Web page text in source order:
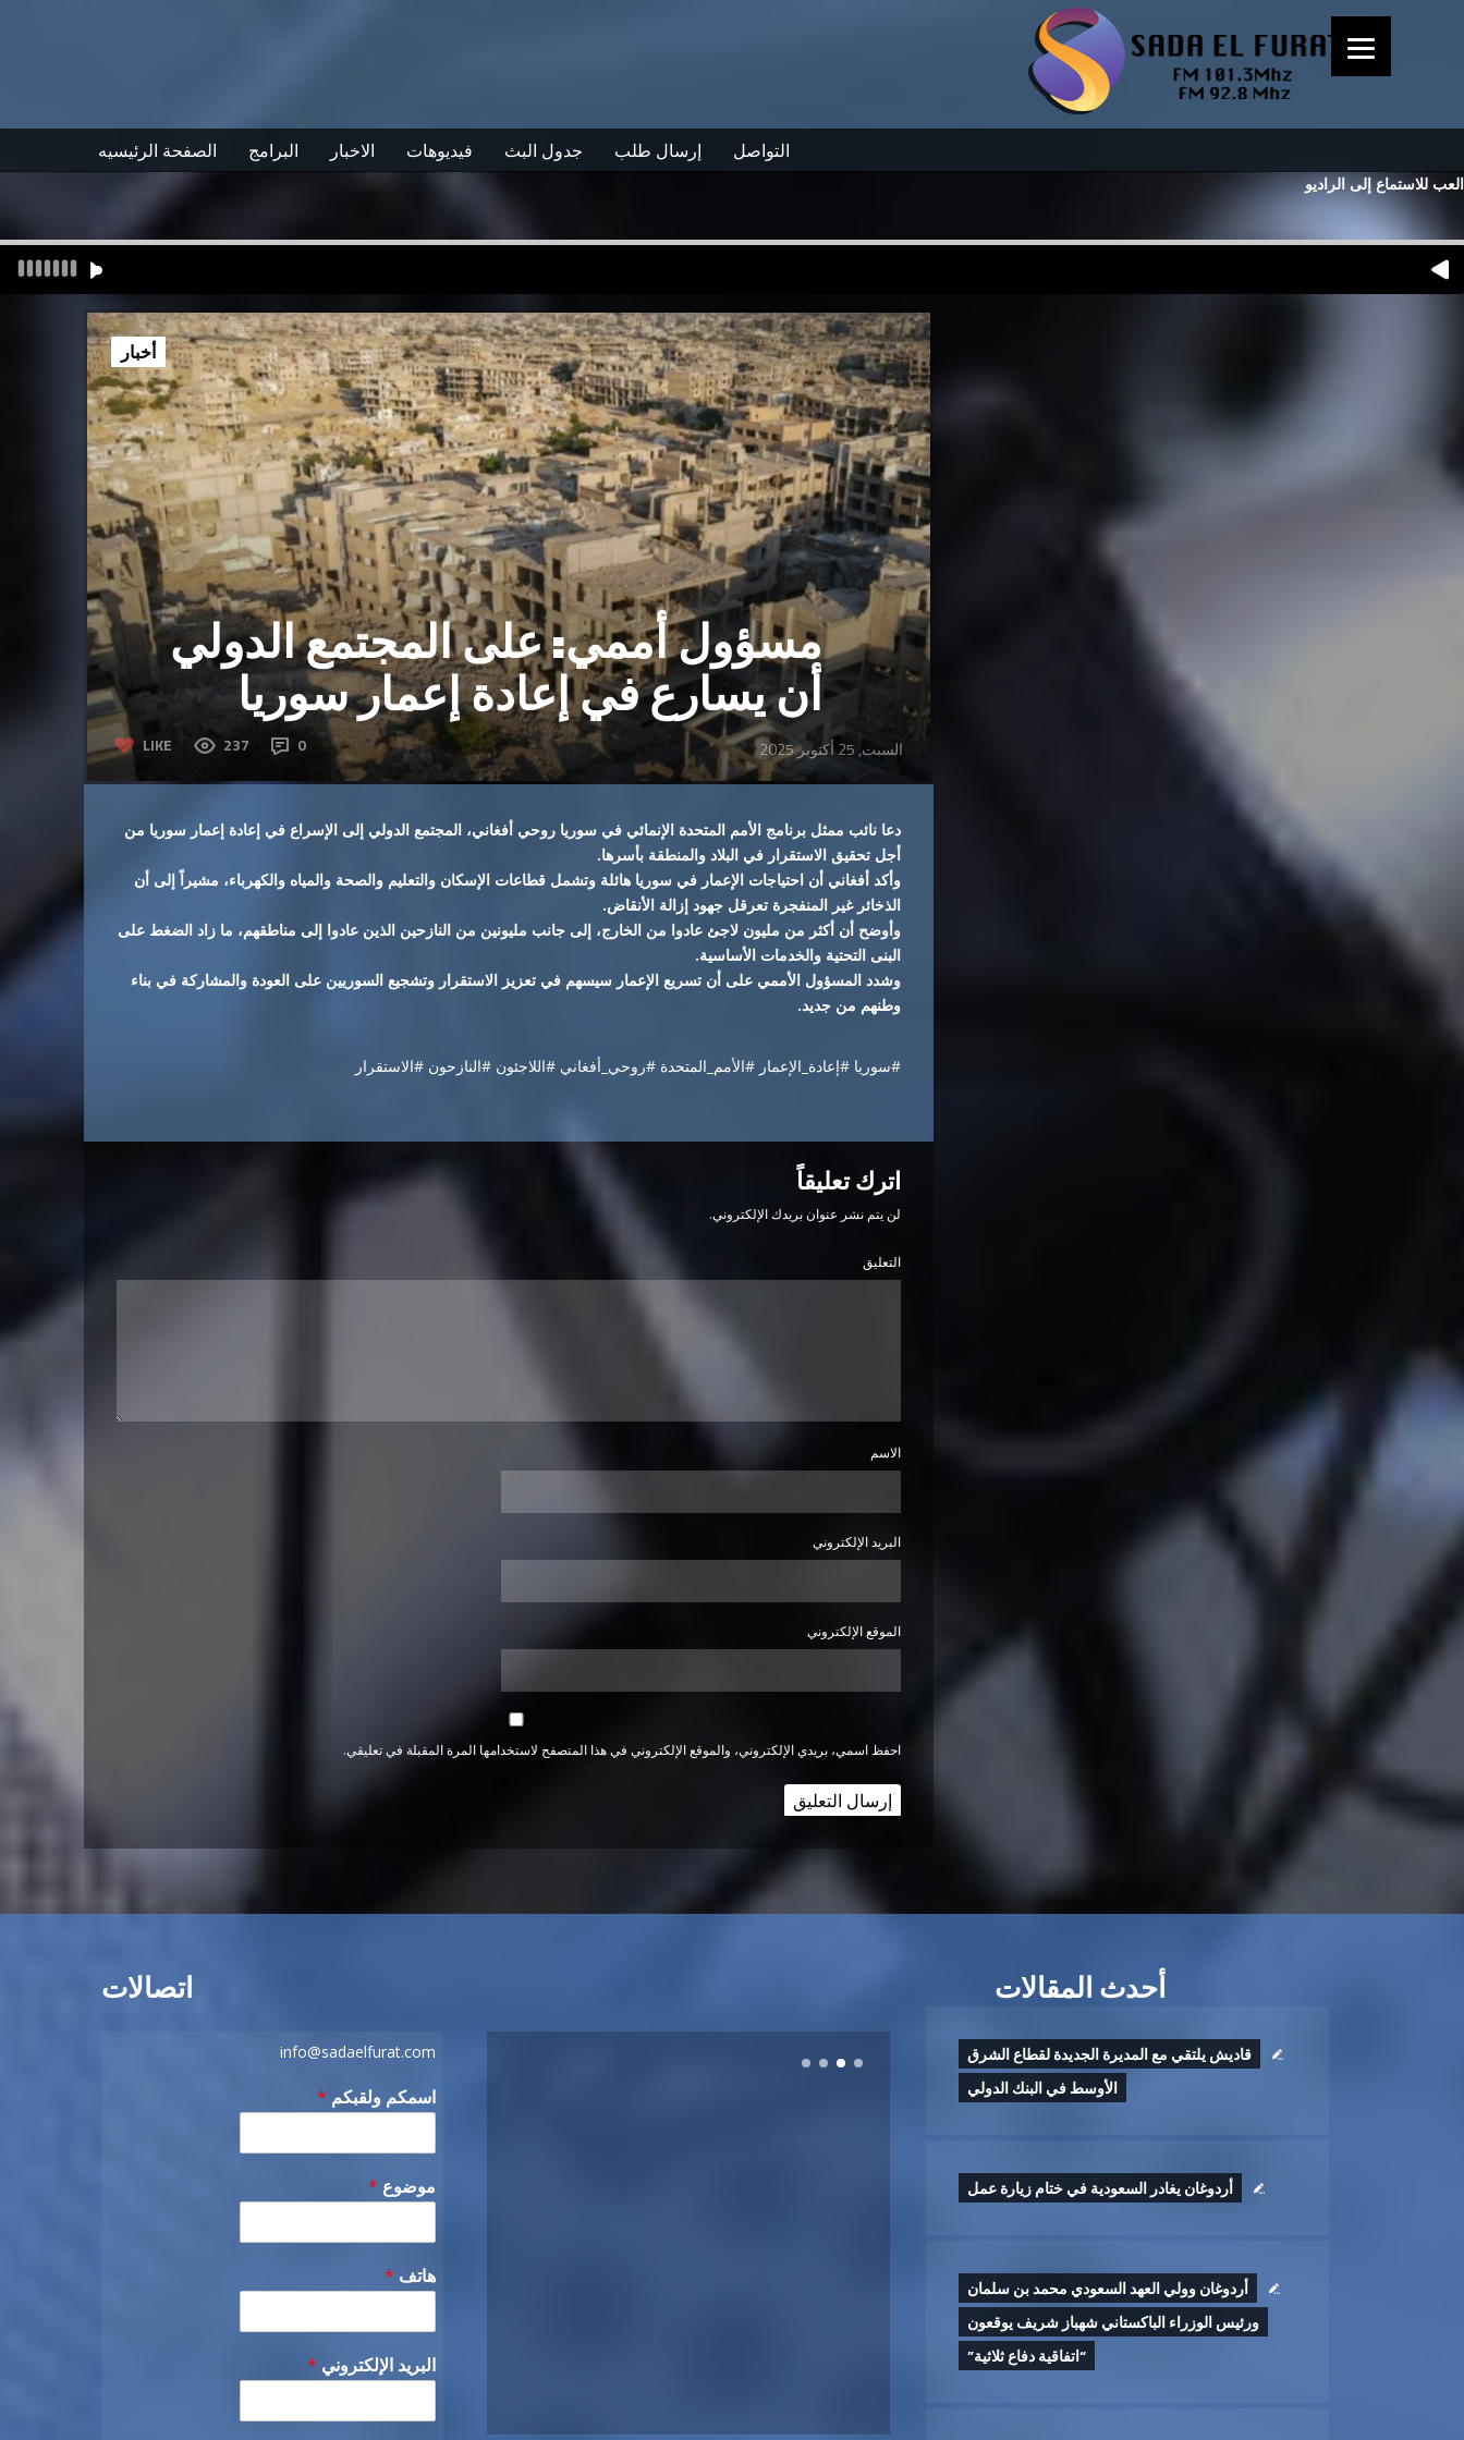
الصفحة الرئيسيه البرامج الاخبار فيديوهات جدول البث إرسال طلب التواصل
العب للاستماع إلى الراديو
مسؤول أممي: على المجتمع الدولي
أن يسارع في إعادة إعمار سوريا
LIKE 237 0 السبت, 25 أكتوبر 2025
أخبار
دعا نائب ممثل برنامج الأمم المتحدة الإنمائي في سوريا روحي أفغاني، المجتمع الدولي إلى الإسراع في إعادة إعمار سوريا من
أجل تحقيق الاستقرار في البلاد والمنطقة بأسرها.
وأكد أفغاني أن احتياجات الإعمار في سوريا هائلة وتشمل قطاعات الإسكان والتعليم والصحة والمياه والكهرباء، مشيراً إلى أن
الذخائر غير المنفجرة تعرقل جهود إزالة الأنقاض.
وأوضح أن أكثر من مليون لاجئ عادوا من الخارج، إلى جانب مليونين من النازحين الذين عادوا إلى مناطقهم، ما زاد الضغط على
البنى التحتية والخدمات الأساسية.
وشدد المسؤول الأممي على أن تسريع الإعمار سيسهم في تعزيز الاستقرار وتشجيع السوريين على العودة والمشاركة في بناء
وطنهم من جديد.
#سوريا #إعادة_الإعمار #الأمم_المتحدة #روحي_أفغاني #اللاجئون #النازحون #الاستقرار
اترك تعليقاً
لن يتم نشر عنوان بريدك الإلكتروني.
التعليق
الاسم
البريد الإلكتروني
الموقع الإلكتروني
احفظ اسمي، بريدي الإلكتروني، والموقع الإلكتروني في هذا المتصفح لاستخدامها المرة المقبلة في تعليقي.
اتصالات
info@sadaelfurat.com
اسمكم ولقبكم *
موضوع *
هاتف *
البريد الإلكتروني *
أحدث المقالات
قاديش يلتقي مع المديرة الجديدة لقطاع الشرق
الأوسط في البنك الدولي
أردوغان يغادر السعودية في ختام زيارة عمل
أردوغان وولي العهد السعودي محمد بن سلمان
ورئيس الوزراء الباكستاني شهباز شريف يوقعون
“اتفاقية دفاع ثلاثية”